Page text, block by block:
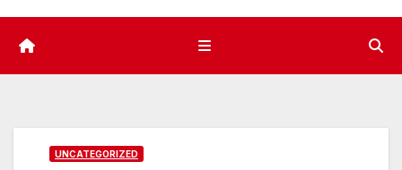
UNCATEGORIZED